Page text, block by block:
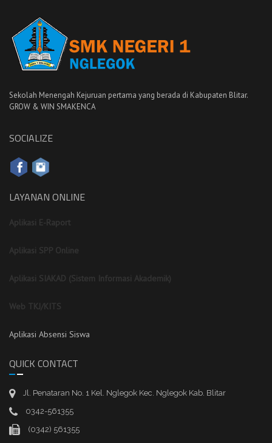
Sekolah Menengah Kejuruan pertama yang berada di Kabupaten Blitar.
GROW & WIN SMAKENCA
SOCIALIZE
LAYANAN ONLINE
Aplikasi E-Raport
Aplikasi SPP Online
Aplikasi SIAKAD (Sistem Informasi Akademik)
Web TKJ/KITS
Aplikasi Absensi Siswa
QUICK CONTACT
Jl. Penataran No. 1 Kel. Nglegok Kec. Nglegok Kab. Blitar
0342-561355
(0342) 561355